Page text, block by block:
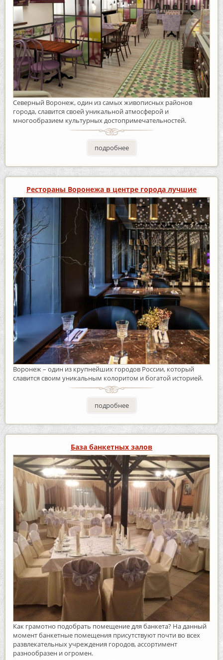
Северный Воронеж, один из самых живописных районов
города, славится своей уникальной атмосферой и
многообразием культурных достопримечательностей.
подробнее
Рестораны Воронежа в центре города лучшие
Воронеж – один из крупнейших городов России, который
славится своим уникальным колоритом и богатой историей.
подробнее
База банкетных залов
Как грамотно подобрать помещение для банкета? На данный
момент банкетные помещения присутствуют почти во всех
развлекательных учреждения городов, ассортимент
разнообразен и огромен.